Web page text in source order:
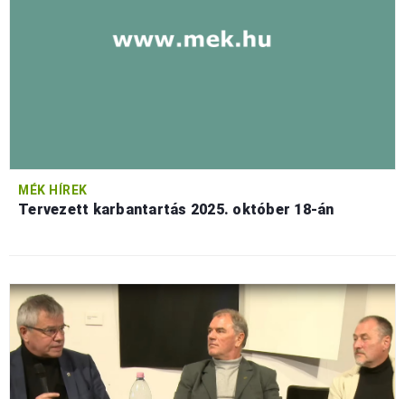
MÉK HÍREK
Tervezett karbantartás 2025. október 18-án